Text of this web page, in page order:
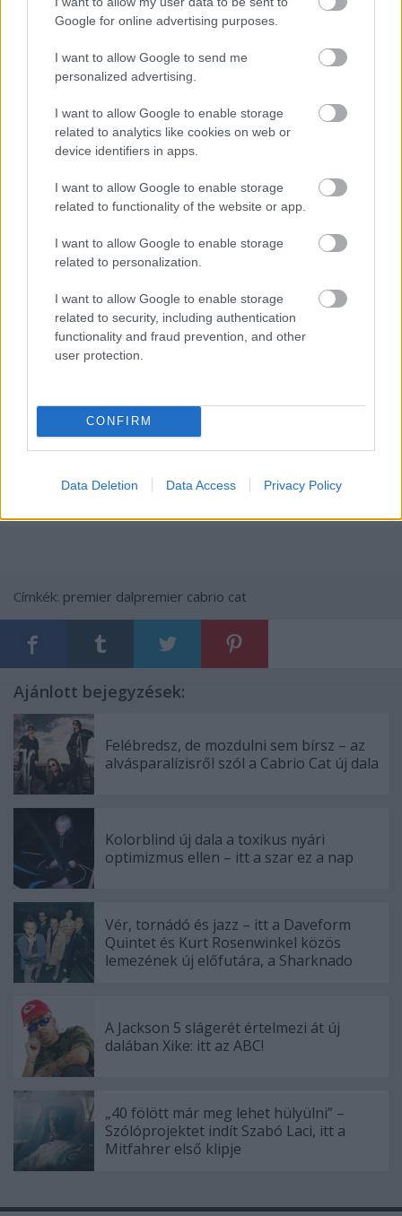
Google for online advertising purposes.
I want to allow Google to send me
personalized advertising.
I want to allow Google to enable storage
related to analytics like cookies on web or
device identifiers in apps.
I want to allow Google to enable storage
related to functionality of the website or app.
I want to allow Google to enable storage
related to personalization.
I want to allow Google to enable storage
related to security, including authentication
functionality and fraud prevention, and other
user protection.
CONFIRM
Data Deletion Data Access Privacy Policy
Akváriumban a svéd ikerpár,Deki Alem
előtt
jegyvásárlás,Facebook-esemény), majd a
Liveurope szervezésében koncerteznek Zágrábban és
Cabrio Cat a Facebookon. Instagramon.
NKA
Hangfoglaló Programkeretében aNemzeti Kulturális
támogatta.
Címkék: premier dalpremier cabrio cat
Ajánlott bejegyzések:
Felébredsz, de mozdulni sem bírsz – az
alvásparalízisről szól a Cabrio Cat új dala
Kolorblind új dala a toxikus nyári
optimizmus ellen – itt a szar ez a nap
Vér, tornádó és jazz – itt a Daveform
Quintet és Kurt Rosenwinkel közös
lemezének új előfutára, a Sharknado
A Jackson 5 slágerét értelmezi át új
dalában Xike: itt az ABC!
„40 fölött már meg lehet hülyülni” –
Szólóprojektet indít Szabó Laci, itt a
Mitfahrer első klipje